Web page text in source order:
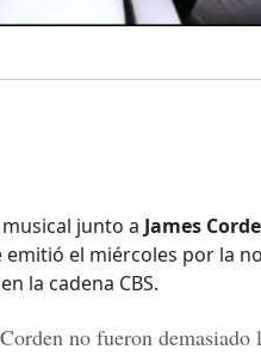
junto a James
emitió el miércoles por la
la cadena CBS.
no fueron